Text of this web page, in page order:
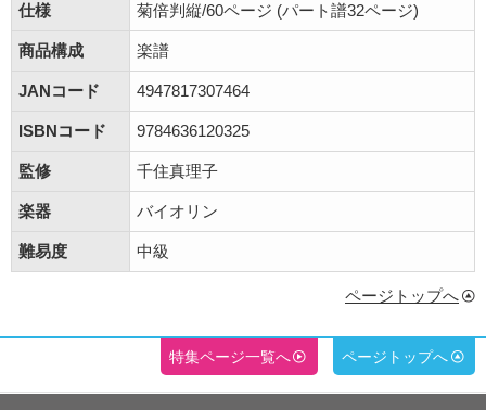
仕様 菊倍判縦/60ページ (パート譜32ページ)
商品構成 楽譜
JANコード 4947817307464
ISBNコード 9784636120325
監修 千住真理子
楽器 バイオリン
難易度 中級
ページトップへ
特集ページ一覧へ ページトップへ